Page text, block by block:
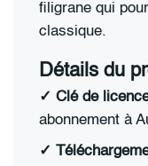
filigrane qui
classique.
Détails du
✓ Clé de
abonnement à
✓